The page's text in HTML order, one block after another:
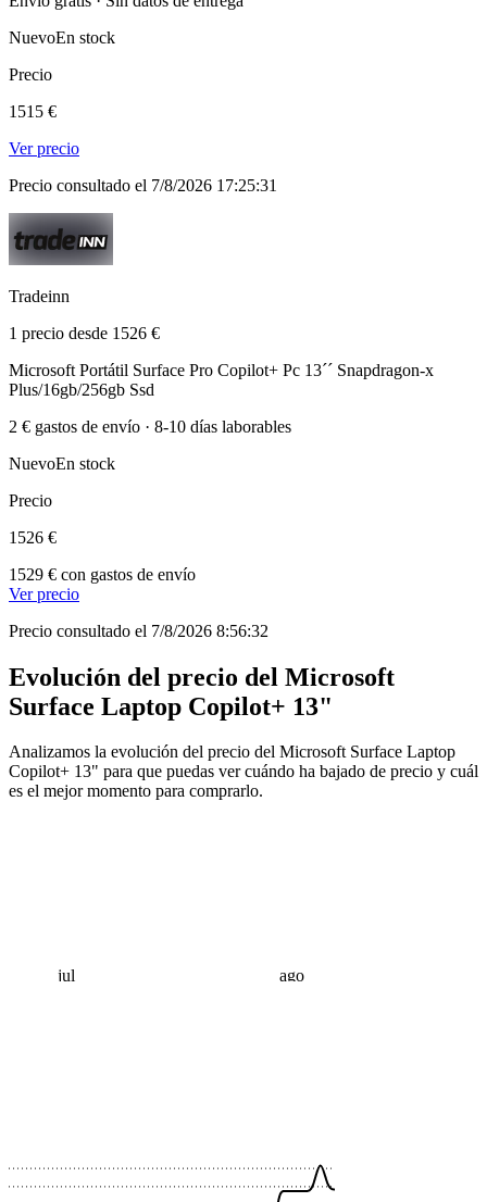
NuevoEn stock
Precio
1515 €
Ver precio
Precio consultado el 7/8/2026 17:25:31
Tradeinn
1 precio desde 1526 €
Microsoft Portátil Surface Pro Copilot+ Pc 13´´ Snapdragon-x
Plus/16gb/256gb Ssd
2 € gastos de envío · 8-10 días laborables
NuevoEn stock
Precio
1526 €
1529 € con gastos de envío
Ver precio
Precio consultado el 7/8/2026 8:56:32
Evolución del precio del Microsoft
Surface Laptop Copilot+ 13"
Analizamos la evolución del precio del Microsoft Surface Laptop
Copilot+ 13" para que puedas ver cuándo ha bajado de precio y cuál
es el mejor momento para comprarlo.
jul ago